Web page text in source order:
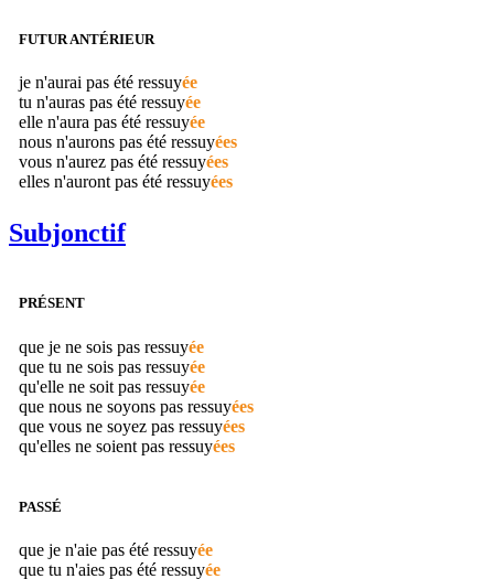
FUTUR ANTÉRIEUR
je n'aurai pas été ressuyée
tu n'auras pas été ressuyée
elle n'aura pas été ressuyée
nous n'aurons pas été ressuyées
vous n'aurez pas été ressuyées
elles n'auront pas été ressuyées
Subjonctif
PRÉSENT
que je ne sois pas ressuyée
que tu ne sois pas ressuyée
qu'elle ne soit pas ressuyée
que nous ne soyons pas ressuyées
que vous ne soyez pas ressuyées
qu'elles ne soient pas ressuyées
PASSÉ
que je n'aie pas été ressuyée
que tu n'aies pas été ressuyée